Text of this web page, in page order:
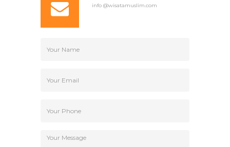
info @wisatamuslim.com